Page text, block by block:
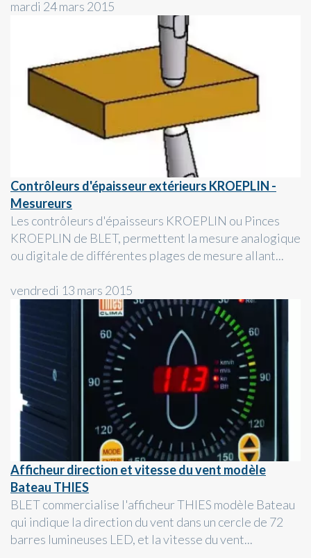
mardi 24 mars 2015
Contrôleurs d'épaisseur extérieurs KROEPLIN -
Mesureurs
Les contrôleurs d'épaisseurs KROEPLIN ou Pinces
KROEPLIN de BLET, permettent la mesure analogique
ou digitale de différentes plages de mesure allant...
vendredi 13 mars 2015
Afficheur direction et vitesse du vent modèle
Bateau THIES
BLET commercialise l'afficheur THIES modèle Bateau
qui indique la direction du vent dans un cercle de 72
barres lumineuses LED, et la vitesse du vent...